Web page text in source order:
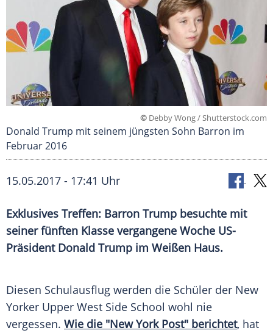
© Debby Wong / Shutterstock.com
Donald Trump mit seinem jüngsten Sohn Barron im
Februar 2016
15.05.2017 - 17:41 Uhr
Exklusives Treffen: Barron Trump besuchte mit
seiner fünften Klasse vergangene Woche US-
Präsident Donald Trump im Weißen Haus.
Diesen Schulausflug werden die Schüler der New
Yorker Upper West Side School wohl nie
vergessen. Wie die "New York Post" berichtet, hat